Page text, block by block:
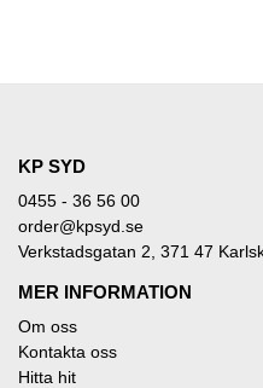
KP SYD
0455 - 36 56 00
order@kpsyd.se
Verkstadsgatan 2, 371 47
MER INFORMATION
Om oss
Kontakta oss
Hitta hit